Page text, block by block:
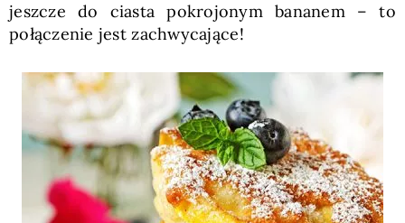
jeszcze do ciasta pokrojonym bananem – to
połączenie jest zachwycające!